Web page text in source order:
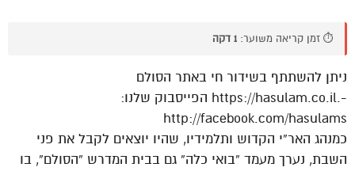
⏱️ זמן קריאה משוער: 1 דקה
ניתן להשתתף בשידור חי באתר הסולם
-.https://hasulam.co.il הפייסבוק שלנו:
http://facebook.com/hasulams
כמנהג האר”י הקדוש ותלמידיו, שהיו יוצאים לקבל את פני
השבת, נערך מעמד “בואי כלה” גם בבית המדרש “הסולם”, בו